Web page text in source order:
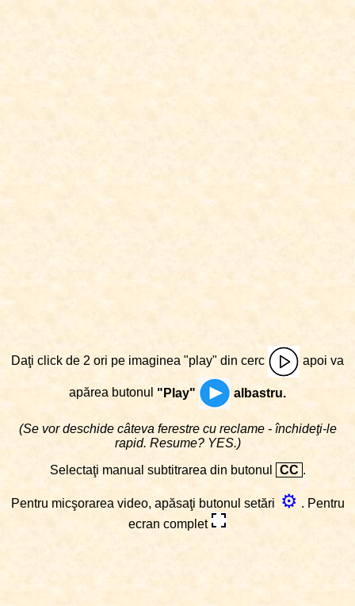
Daţi click de 2 ori pe imaginea "play" din cerc apoi va
apărea butonul "Play" albastru.
(Se vor deschide câteva ferestre cu reclame - închideţi-le
rapid. Resume? YES.)
Selectaţi manual subtitrarea din butonul
CC .
Pentru micşorarea video, apăsaţi butonul setări ⚙ . Pentru
ecran complet